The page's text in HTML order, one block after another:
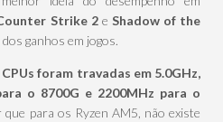
Strike 2e Shadow of the
ganhos em jogos.
CPUs foram travadas em 5.0GHz,
o 8700G e 2200MHz para o
que para os Ryzen AM5, não existe